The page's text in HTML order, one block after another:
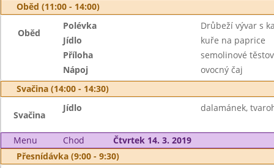
Oběd (11:00 - 14:00)
Oběd
Polévka
Drůbeží vývar s
Jídlo
kuře na paprice
Příloha
semolinové
Nápoj
ovocný čaj
Svačina (14:00 - 14:30)
Svačina
Jídlo dalamánek,
Menu Chod
Čtvrtek 14. 3. 2019
Přesnídávka (9:00 - 9:30)